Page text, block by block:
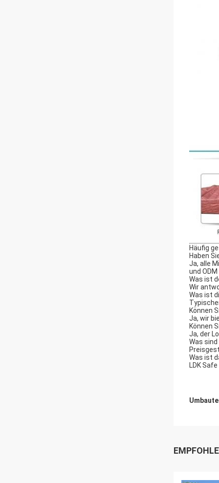
Häufig
Haben
Ja, alle
und
Was ist
Wir
Was ist
Können
Ja, wir
Können
Ja, der
Was
Was ist
LDK